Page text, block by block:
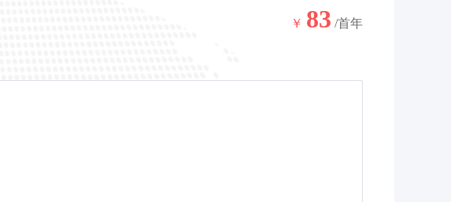
￥ 83 /首年